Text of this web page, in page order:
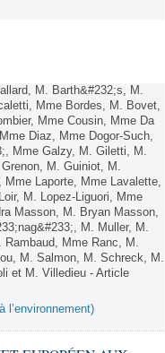
M. Barth&#232;s, M.
Mme Bordes, M. Bovet,
Mme Cousin, Mme Da
Diaz, Mme Dogor-Such,
Mme Galzy, M. Giletti, M.
M. Guiniot, M.
Laporte, Mme Lavalette,
M. Lopez-Liguori, Mme
Masson, M. Bryan Masson,
M. Muller, M.
Mme Ranc, M.
M. Salmon, M. Schreck, M.
et M. Villedieu - Article
l’environnement)